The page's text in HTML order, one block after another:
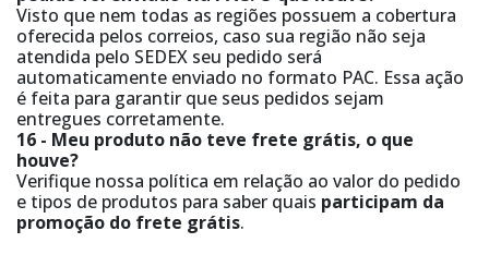
Visto que nem todas as regiões possuem a cobertura
oferecida pelos correios, caso sua região não seja
atendida pelo SEDEX seu pedido será
automaticamente enviado no formato PAC. Essa ação
é feita para garantir que seus pedidos sejam
entregues corretamente.
16 - Meu produto não teve frete grátis, o que
houve?
Verifique nossa política em relação ao valor do pedido
e tipos de produtos para saber quais participam da
promoção do frete grátis.